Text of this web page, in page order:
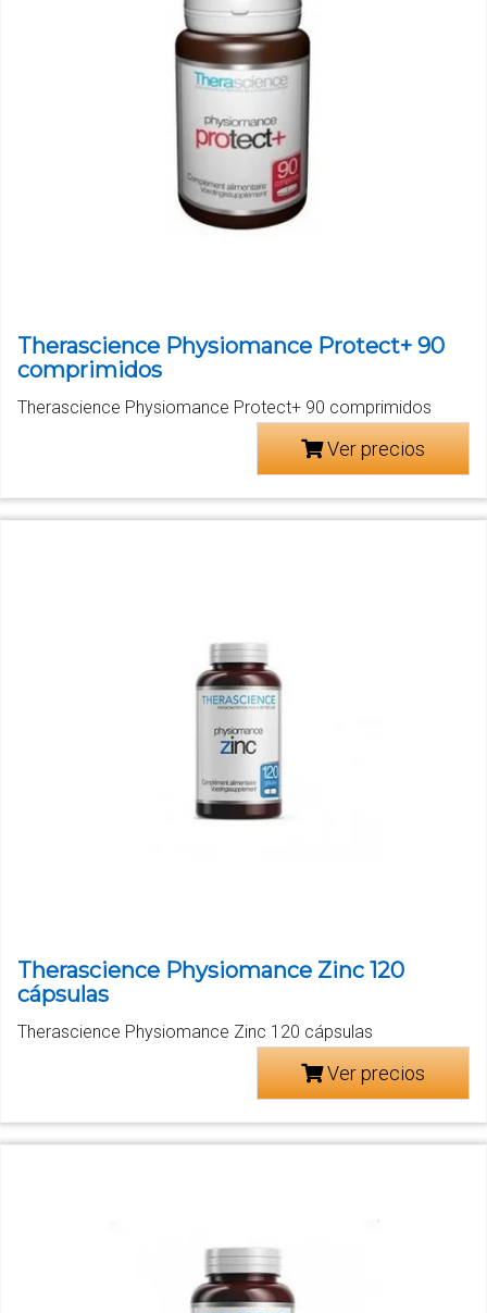
Therascience Physiomance Protect+ 90
comprimidos
Therascience Physiomance Protect+ 90 comprimidos
Ver precios
Therascience Physiomance Zinc 120
cápsulas
Therascience Physiomance Zinc 120 cápsulas
Ver precios